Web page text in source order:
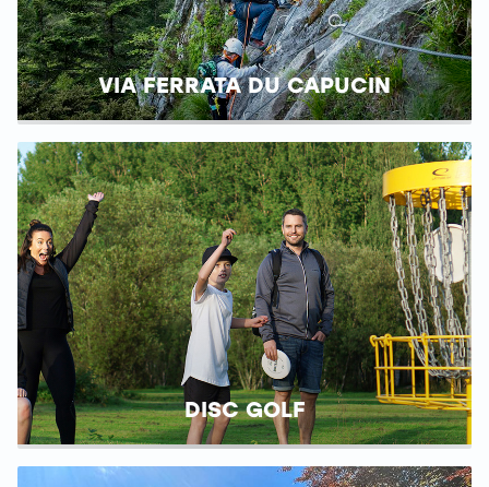
VIA FERRATA DU CAPUCIN
DISC GOLF